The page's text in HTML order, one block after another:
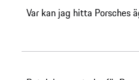
Var kan jag hitta Porsches